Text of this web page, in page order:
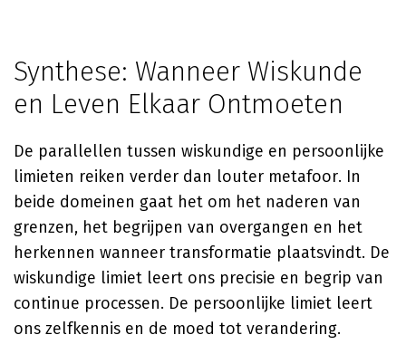
Synthese: Wanneer Wiskunde
en Leven Elkaar Ontmoeten
De parallellen tussen wiskundige en persoonlijke
limieten reiken verder dan louter metafoor. In
beide domeinen gaat het om het naderen van
grenzen, het begrijpen van overgangen en het
herkennen wanneer transformatie plaatsvindt. De
wiskundige limiet leert ons precisie en begrip van
continue processen. De persoonlijke limiet leert
ons zelfkennis en de moed tot verandering.